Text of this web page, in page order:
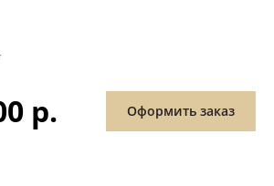
р. Оформить заказ